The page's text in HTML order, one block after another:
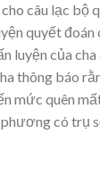
câu lạc bộ
quyết đoán
luyện của
thông báo
mức quên
có trụ